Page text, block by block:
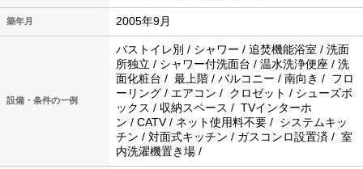
築年月 2005年9月
設備・条件の一例
バストイレ別 / シャワー / 追焚機能浴室 / 洗面
所独立 / シャワー付洗面台 / 温水洗浄便座 / 洗
面化粧台 / 最上階 / バルコニー / 南向き / フロ
ーリング / エアコン / クロゼット / シューズボ
ックス / 収納スペース / TVインターホ
ン / CATV / ネット使用料不要 / システムキッ
チン / 対面式キッチン / ガスコンロ設置済 / 室
内洗濯機置き場 /